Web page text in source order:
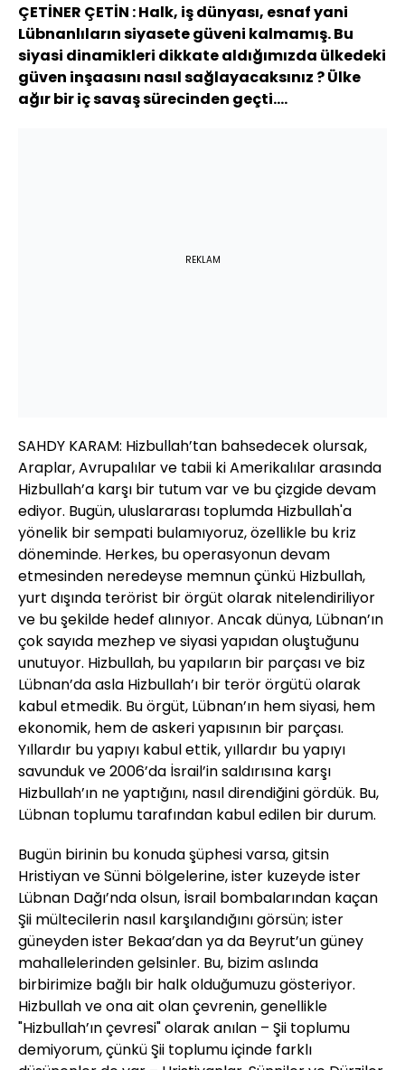
ÇETİNER ÇETİN : Halk, iş dünyası, esnaf yani
Lübnanlıların siyasete güveni kalmamış. Bu
siyasi dinamikleri dikkate aldığımızda ülkedeki
güven inşaasını nasıl sağlayacaksınız ? Ülke
ağır bir iç savaş sürecinden geçti….
REKLAM
SAHDY KARAM: Hizbullah’tan bahsedecek olursak,
Araplar, Avrupalılar ve tabii ki Amerikalılar arasında
Hizbullah’a karşı bir tutum var ve bu çizgide devam
ediyor. Bugün, uluslararası toplumda Hizbullah'a
yönelik bir sempati bulamıyoruz, özellikle bu kriz
döneminde. Herkes, bu operasyonun devam
etmesinden neredeyse memnun çünkü Hizbullah,
yurt dışında terörist bir örgüt olarak nitelendiriliyor
ve bu şekilde hedef alınıyor. Ancak dünya, Lübnan’ın
çok sayıda mezhep ve siyasi yapıdan oluştuğunu
unutuyor. Hizbullah, bu yapıların bir parçası ve biz
Lübnan’da asla Hizbullah’ı bir terör örgütü olarak
kabul etmedik. Bu örgüt, Lübnan’ın hem siyasi, hem
ekonomik, hem de askeri yapısının bir parçası.
Yıllardır bu yapıyı kabul ettik, yıllardır bu yapıyı
savunduk ve 2006’da İsrail’in saldırısına karşı
Hizbullah’ın ne yaptığını, nasıl direndiğini gördük. Bu,
Lübnan toplumu tarafından kabul edilen bir durum.
Bugün birinin bu konuda şüphesi varsa, gitsin
Hristiyan ve Sünni bölgelerine, ister kuzeyde ister
Lübnan Dağı’nda olsun, İsrail bombalarından kaçan
Şii mültecilerin nasıl karşılandığını görsün; ister
güneyden ister Bekaa’dan ya da Beyrut’un güney
mahallelerinden gelsinler. Bu, bizim aslında
birbirimize bağlı bir halk olduğumuzu gösteriyor.
Hizbullah ve ona ait olan çevrenin, genellikle
"Hizbullah’ın çevresi" olarak anılan – Şii toplumu
demiyorum, çünkü Şii toplumu içinde farklı